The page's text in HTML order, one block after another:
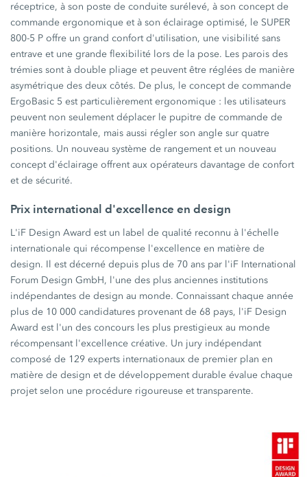
réceptrice, à son poste de conduite surélevé, à son concept de
commande ergonomique et à son éclairage optimisé, le SUPER
800-5 P offre un grand confort d'utilisation, une visibilité sans
entrave et une grande flexibilité lors de la pose. Les parois des
trémies sont à double pliage et peuvent être réglées de manière
asymétrique des deux côtés. De plus, le concept de commande
ErgoBasic 5 est particulièrement ergonomique : les utilisateurs
peuvent non seulement déplacer le pupitre de commande de
manière horizontale, mais aussi régler son angle sur quatre
positions. Un nouveau système de rangement et un nouveau
concept d'éclairage offrent aux opérateurs davantage de confort
et de sécurité.
Prix international d'excellence en design
L'iF Design Award est un label de qualité reconnu à l'échelle
internationale qui récompense l'excellence en matière de
design. Il est décerné depuis plus de 70 ans par l'iF International
Forum Design GmbH, l'une des plus anciennes institutions
indépendantes de design au monde. Connaissant chaque année
plus de 10 000 candidatures provenant de 68 pays, l'iF Design
Award est l'un des concours les plus prestigieux au monde
récompensant l'excellence créative. Un jury indépendant
composé de 129 experts internationaux de premier plan en
matière de design et de développement durable évalue chaque
projet selon une procédure rigoureuse et transparente.